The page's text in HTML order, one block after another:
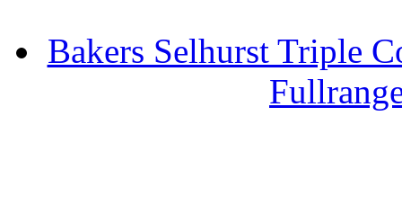
Bakers Selhurst Triple